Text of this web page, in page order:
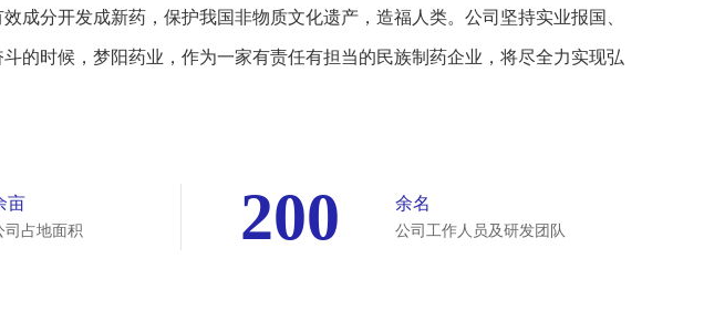
分开发成新药，保护我国非物质文化遗产，造福人类。公司坚持实业报国、
的时候，梦阳药业，作为一家有责任有担当的民族制药企业，将尽全力实现弘
亩
司占地面积 200 余名
公司工作人员及研发团队